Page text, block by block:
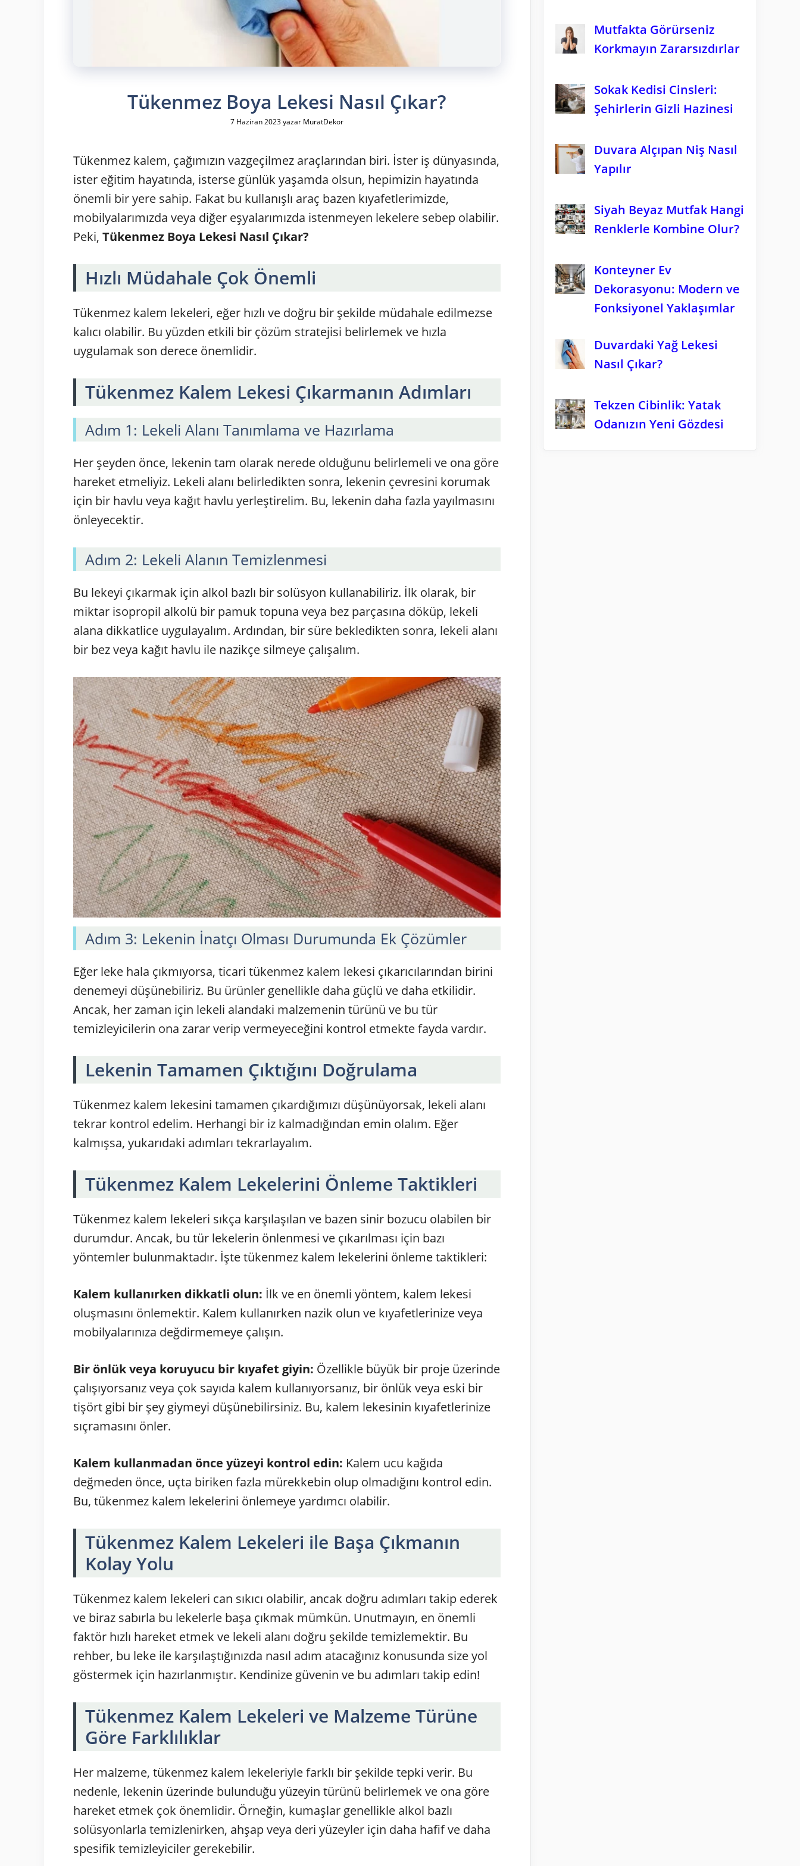
Tükenmez Boya Lekesi Nasıl Çıkar?
7 Haziran 2023yazar MuratDekor
Tükenmez kalem, çağımızın vazgeçilmez araçlarından biri. İster iş dünyasında,
ister eğitim hayatında, isterse günlük yaşamda olsun, hepimizin hayatında
önemli bir yere sahip. Fakat bu kullanışlı araç bazen kıyafetlerimizde,
mobilyalarımızda veya diğer eşyalarımızda istenmeyen lekelere sebep olabilir.
Peki, Tükenmez Boya Lekesi Nasıl Çıkar?
Hızlı Müdahale Çok Önemli
Tükenmez kalem lekeleri, eğer hızlı ve doğru bir şekilde müdahale edilmezse
kalıcı olabilir. Bu yüzden etkili bir çözüm stratejisi belirlemek ve hızla
uygulamak son derece önemlidir.
Tükenmez Kalem Lekesi Çıkarmanın Adımları
Adım 1: Lekeli Alanı Tanımlama ve Hazırlama
Her şeyden önce, lekenin tam olarak nerede olduğunu belirlemeli ve ona göre
hareket etmeliyiz. Lekeli alanı belirledikten sonra, lekenin çevresini korumak
için bir havlu veya kağıt havlu yerleştirelim. Bu, lekenin daha fazla yayılmasını
önleyecektir.
Adım 2: Lekeli Alanın Temizlenmesi
Bu lekeyi çıkarmak için alkol bazlı bir solüsyon kullanabiliriz. İlk olarak, bir
miktar isopropil alkolü bir pamuk topuna veya bez parçasına döküp, lekeli
alana dikkatlice uygulayalım. Ardından, bir süre bekledikten sonra, lekeli alanı
bir bez veya kağıt havlu ile nazikçe silmeye çalışalım.
Adım 3: Lekenin İnatçı Olması Durumunda Ek Çözümler
Eğer leke hala çıkmıyorsa, ticari tükenmez kalem lekesi çıkarıcılarından birini
denemeyi düşünebiliriz. Bu ürünler genellikle daha güçlü ve daha etkilidir.
Ancak, her zaman için lekeli alandaki malzemenin türünü ve bu tür
temizleyicilerin ona zarar verip vermeyeceğini kontrol etmekte fayda vardır.
Lekenin Tamamen Çıktığını Doğrulama
Tükenmez kalem lekesini tamamen çıkardığımızı düşünüyorsak, lekeli alanı
tekrar kontrol edelim. Herhangi bir iz kalmadığından emin olalım. Eğer
kalmışsa, yukarıdaki adımları tekrarlayalım.
Tükenmez Kalem Lekelerini Önleme Taktikleri
Tükenmez kalem lekeleri sıkça karşılaşılan ve bazen sinir bozucu olabilen bir
durumdur. Ancak, bu tür lekelerin önlenmesi ve çıkarılması için bazı
yöntemler bulunmaktadır. İşte tükenmez kalem lekelerini önleme taktikleri:
Kalem kullanırken dikkatli olun: İlk ve en önemli yöntem, kalem lekesi
oluşmasını önlemektir. Kalem kullanırken nazik olun ve kıyafetlerinize veya
mobilyalarınıza değdirmemeye çalışın.
Bir önlük veya koruyucu bir kıyafet giyin: Özellikle büyük bir proje üzerinde
çalışıyorsanız veya çok sayıda kalem kullanıyorsanız, bir önlük veya eski bir
tişört gibi bir şey giymeyi düşünebilirsiniz. Bu, kalem lekesinin kıyafetlerinize
sıçramasını önler.
Kalem kullanmadan önce yüzeyi kontrol edin: Kalem ucu kağıda
değmeden önce, uçta biriken fazla mürekkebin olup olmadığını kontrol edin.
Bu, tükenmez kalem lekelerini önlemeye yardımcı olabilir.
Tükenmez Kalem Lekeleri ile Başa Çıkmanın
Kolay Yolu
Tükenmez kalem lekeleri can sıkıcı olabilir, ancak doğru adımları takip ederek
ve biraz sabırla bu lekelerle başa çıkmak mümkün. Unutmayın, en önemli
faktör hızlı hareket etmek ve lekeli alanı doğru şekilde temizlemektir. Bu
rehber, bu leke ile karşılaştığınızda nasıl adım atacağınız konusunda size yol
göstermek için hazırlanmıştır. Kendinize güvenin ve bu adımları takip edin!
Tükenmez Kalem Lekeleri ve Malzeme Türüne
Göre Farklılıklar
Her malzeme, tükenmez kalem lekeleriyle farklı bir şekilde tepki verir. Bu
nedenle, lekenin üzerinde bulunduğu yüzeyin türünü belirlemek ve ona göre
hareket etmek çok önemlidir. Örneğin, kumaşlar genellikle alkol bazlı
solüsyonlarla temizlenirken, ahşap veya deri yüzeyler için daha hafif ve daha
spesifik temizleyiciler gerekebilir.
Mutfakta Görürseniz
Korkmayın Zararsızdırlar
Sokak Kedisi Cinsleri:
Şehirlerin Gizli Hazinesi
Duvara Alçıpan Niş Nasıl
Yapılır
Siyah Beyaz Mutfak Hangi
Renklerle Kombine Olur?
Konteyner Ev
Dekorasyonu: Modern ve
Fonksiyonel Yaklaşımlar
Duvardaki Yağ Lekesi
Nasıl Çıkar?
Tekzen Cibinlik: Yatak
Odanızın Yeni Gözdesi